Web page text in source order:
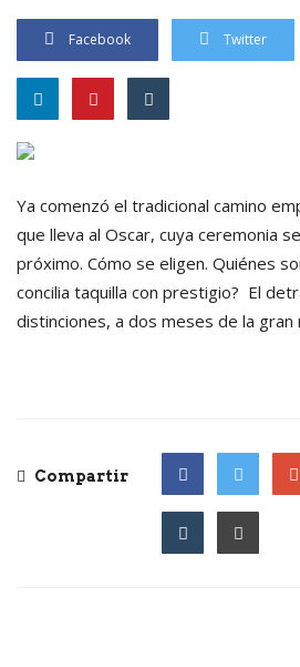
Facebook Twitter
Ya comenzó el tradicional camino
que lleva al Oscar, cuya ceremonia
próximo. Cómo se eligen. Quiénes
concilia taquilla con prestigio? El
distinciones, a dos meses de la
Compartir
FacebookTwitter